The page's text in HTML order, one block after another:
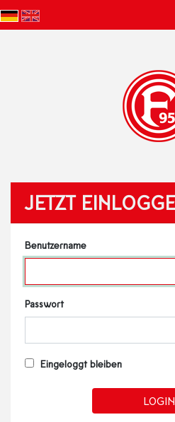
JETZT
Benutzername
Passwort
Eingeloggt bleiben
LOGIN